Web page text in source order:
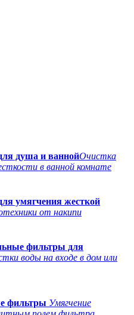
душа и ваннойОчистка
в ванной комнате
умягчения жесткой
от накипи
фильтры для
воды на входе в дом или
фильтры Умягчение